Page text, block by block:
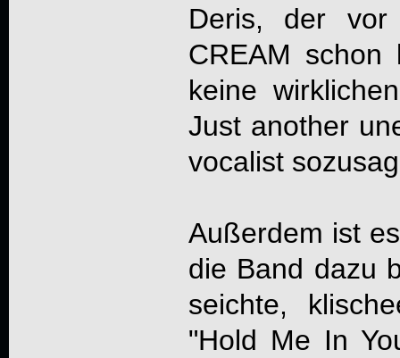
Deris, der
CREAM schon
keine
Just another
vocalist
Außerdem ist
die Band dazu
seichte,
"Hold Me In